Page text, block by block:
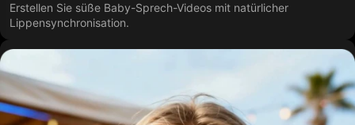
Erstellen Sie süße Baby-Sprech-Videos mit natürlicher
Lippensynchronisation.